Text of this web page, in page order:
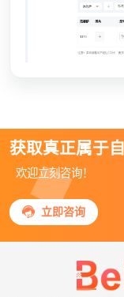
获取真正属于
欢迎立刻咨询！
 立即咨询